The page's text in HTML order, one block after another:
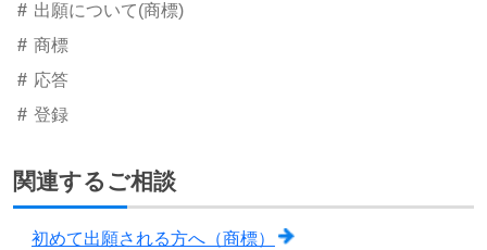
出願について(商標)
商標
応答
登録
関連するご相談
初めて出願される方へ（商標）